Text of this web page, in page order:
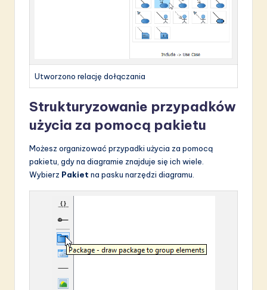
Utworzono relację dołączania
Strukturyzowanie przypadków
użycia za pomocą pakietu
Możesz organizować przypadki użycia za pomocą
pakietu, gdy na diagramie znajduje się ich wiele.
Wybierz Pakiet na pasku narzędzi diagramu.